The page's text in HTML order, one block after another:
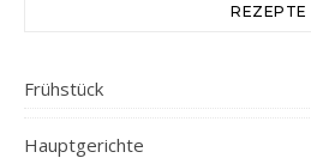
REZEPTE
Frühstück
Hauptgerichte